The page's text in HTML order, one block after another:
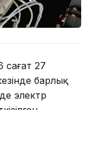
27
барлық
электр